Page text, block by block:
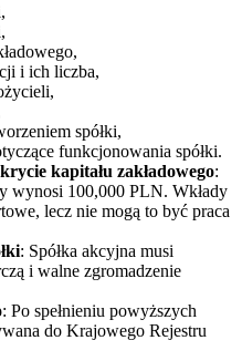
i ich liczba,
spółki,
funkcjonowania spółki.
kapitału zakładowego:
wynosi 100,000 PLN. Wkłady
lecz nie mogą to być praca
: Spółka akcyjna musi
i walne zgromadzenie
: Po spełnieniu powyższych
do Krajowego Rejestru